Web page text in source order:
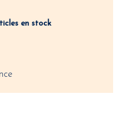
en stock